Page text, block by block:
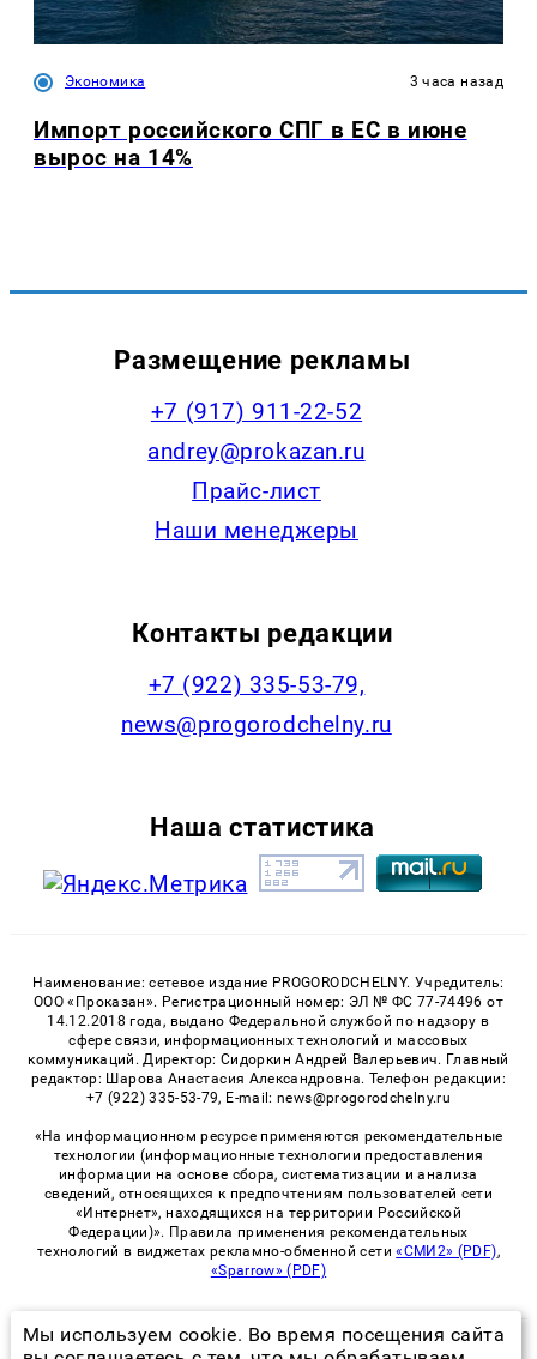
Экономика 3 часа назад
Импорт российского СПГ в ЕС в июне
вырос на 14%
Размещение рекламы
+7 (917) 911-22-52
andrey@prokazan.ru
Прайс-лист
Наши менеджеры
Контакты редакции
+7 (922) 335-53-79,
news@progorodchelny.ru
Наша статистика
Наименование: сетевое издание PROGORODCHELNY. Учредитель:
ООО «Проказан». Регистрационный номер: ЭЛ № ФС 77-74496 от
14.12.2018 года, выдано Федеральной службой по надзору в
сфере связи, информационных технологий и массовых
коммуникаций. Директор: Сидоркин Андрей Валерьевич. Главный
редактор: Шарова Анастасия Александровна. Телефон редакции:
+7 (922) 335-53-79, E-mail: news@progorodchelny.ru
«На информационном ресурсе применяются рекомендательные
технологии (информационные технологии предоставления
информации на основе сбора, систематизации и анализа
сведений, относящихся к предпочтениям пользователей сети
«Интернет», находящихся на территории Российской
Федерации)». Правила применения рекомендательных
технологий в виджетах рекламно-обменной сети«СМИ2» (PDF),
«Sparrow» (PDF)
© 2026 «PROGorodChelny» | Все права защищены
Мы используем cookie. Во время посещения сайта